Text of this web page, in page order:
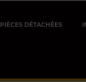
PIÈCES DÉTACHÉES